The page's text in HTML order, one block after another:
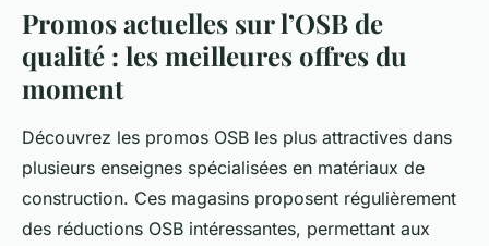
Promos actuelles sur l’OSB de
qualité : les meilleures offres du
moment
Découvrez les promos OSB les plus attractives dans
plusieurs enseignes spécialisées en matériaux de
construction. Ces magasins proposent régulièrement
des réductions OSB intéressantes, permettant aux